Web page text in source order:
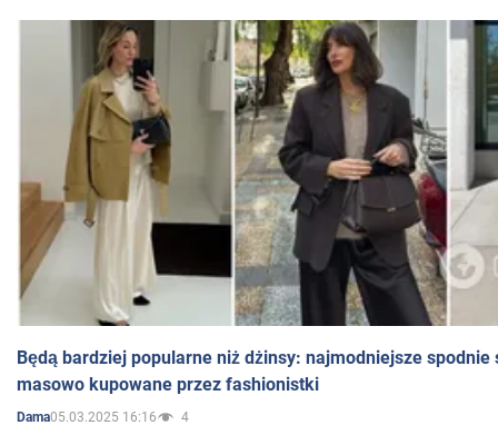
Będą bardziej popularne niż dżinsy: najmodniejsze spodnie
masowo kupowane przez fashionistki
Dama05.03.2025 16:16 4